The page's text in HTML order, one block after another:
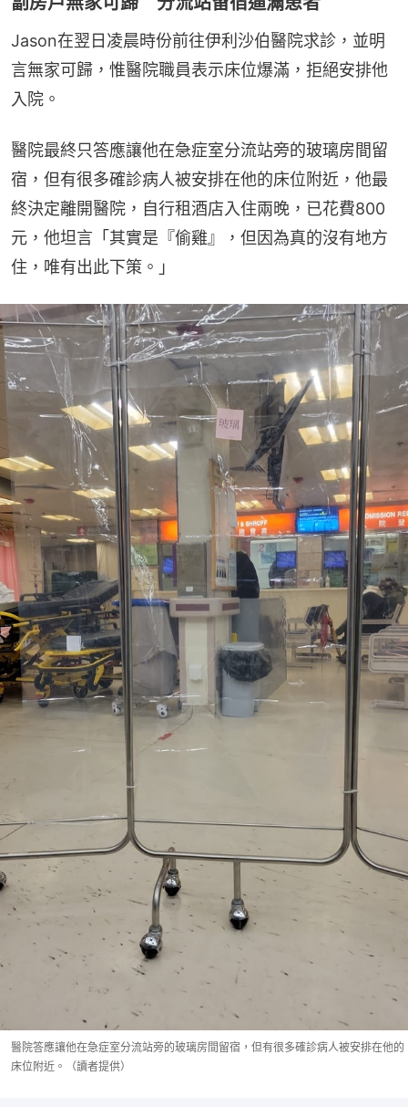
Jason在翌日凌晨時份前往伊利沙伯醫院求診，並明
言無家可歸，惟醫院職員表示床位爆滿，拒絕安排他
入院。
醫院最終只答應讓他在急症室分流站旁的玻璃房間留
宿，但有很多確診病人被安排在他的床位附近，他最
終決定離開醫院，自行租酒店入住兩晚，已花費800
元，他坦言「其實是『偷雞』，但因為真的沒有地方
住，唯有出此下策。」
醫院答應讓他在急症室分流站旁的玻璃房間留宿，但有很多確診病人被安排在他的
床位附近。（讀者提供）